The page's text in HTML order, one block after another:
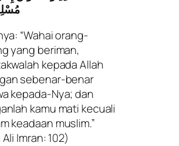
“Wahai orang-
yang beriman,
kepada Allah
sebenar-benar
kepada-Nya; dan
kamu mati kecuali
keadaan muslim.”
Ali Imran: 102)